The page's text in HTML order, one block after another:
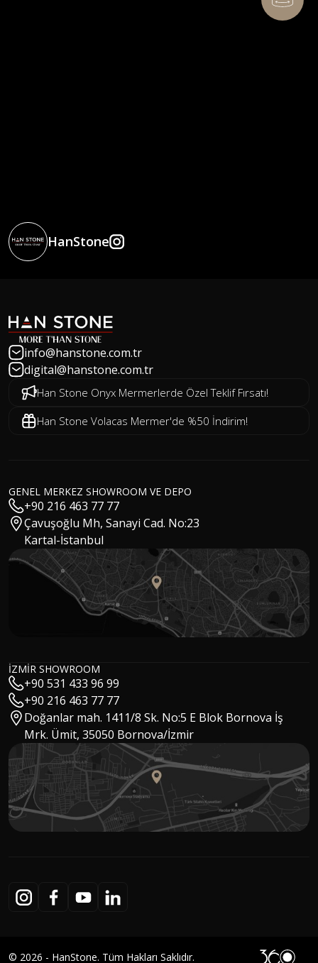
Hakan Kızıltuğ
MSc Architect / CEO
Gökhan Özay
Sales Manager
Mert Tokoğlu
Digital Marketing Manager
Cansu Aydın
Digital Marketing Specialist
Buket Kaya
Marketing Specialist
Ebru Köklü
Executive Assistant
Ümit Aygür
Warehouse Manager
HanStone
info@hanstone.com.tr
digital@hanstone.com.tr
Han Stone Onyx Mermerlerde Özel Teklif Fırsatı!
Han Stone Volacas Mermer'de %50 İndirim!
GENEL MERKEZ SHOWROOM VE DEPO
+90 216 463 77 77
Çavuşoğlu Mh, Sanayi Cad. No:23
Kartal-İstanbul
İZMİR SHOWROOM
+90 531 433 96 99
+90 216 463 77 77
Doğanlar mah. 1411/8 Sk. No:5 E Blok Bornova İş
Mrk. Ümit, 35050 Bornova/İzmir
© 2026 - HanStone. Tüm Hakları Saklıdır.